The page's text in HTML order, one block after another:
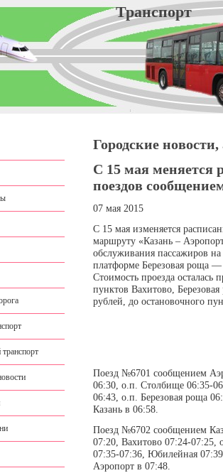
Городские
С 15 мая меняется
поездов
07 мая 2015
С 15 мая изменяется
маршруту «Казань –
обслуживания пассажиров
платформе Березовая роща —
Стоимость проезда
пунктов Вахитово,
рублей, до остановочного
Поезд №6701 сообщением
06:30, о.п. Столбище 06:35-
06:43, о.п. Березовая роща
Казань в 06:58.
Поезд №6702 сообщением
07:20, Вахитово 07:24-07:25,
07:35-07:36, Юбилейная
Аэропорт в 07:48.